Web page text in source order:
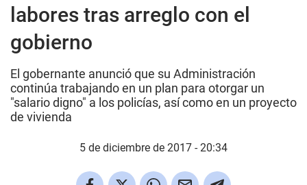
labores tras arreglo con el
gobierno
El gobernante anunció que su Administración
continúa trabajando en un plan para otorgar un
"salario digno" a los policías, así como en un proyecto
de vivienda
5 de diciembre de 2017 - 20:34